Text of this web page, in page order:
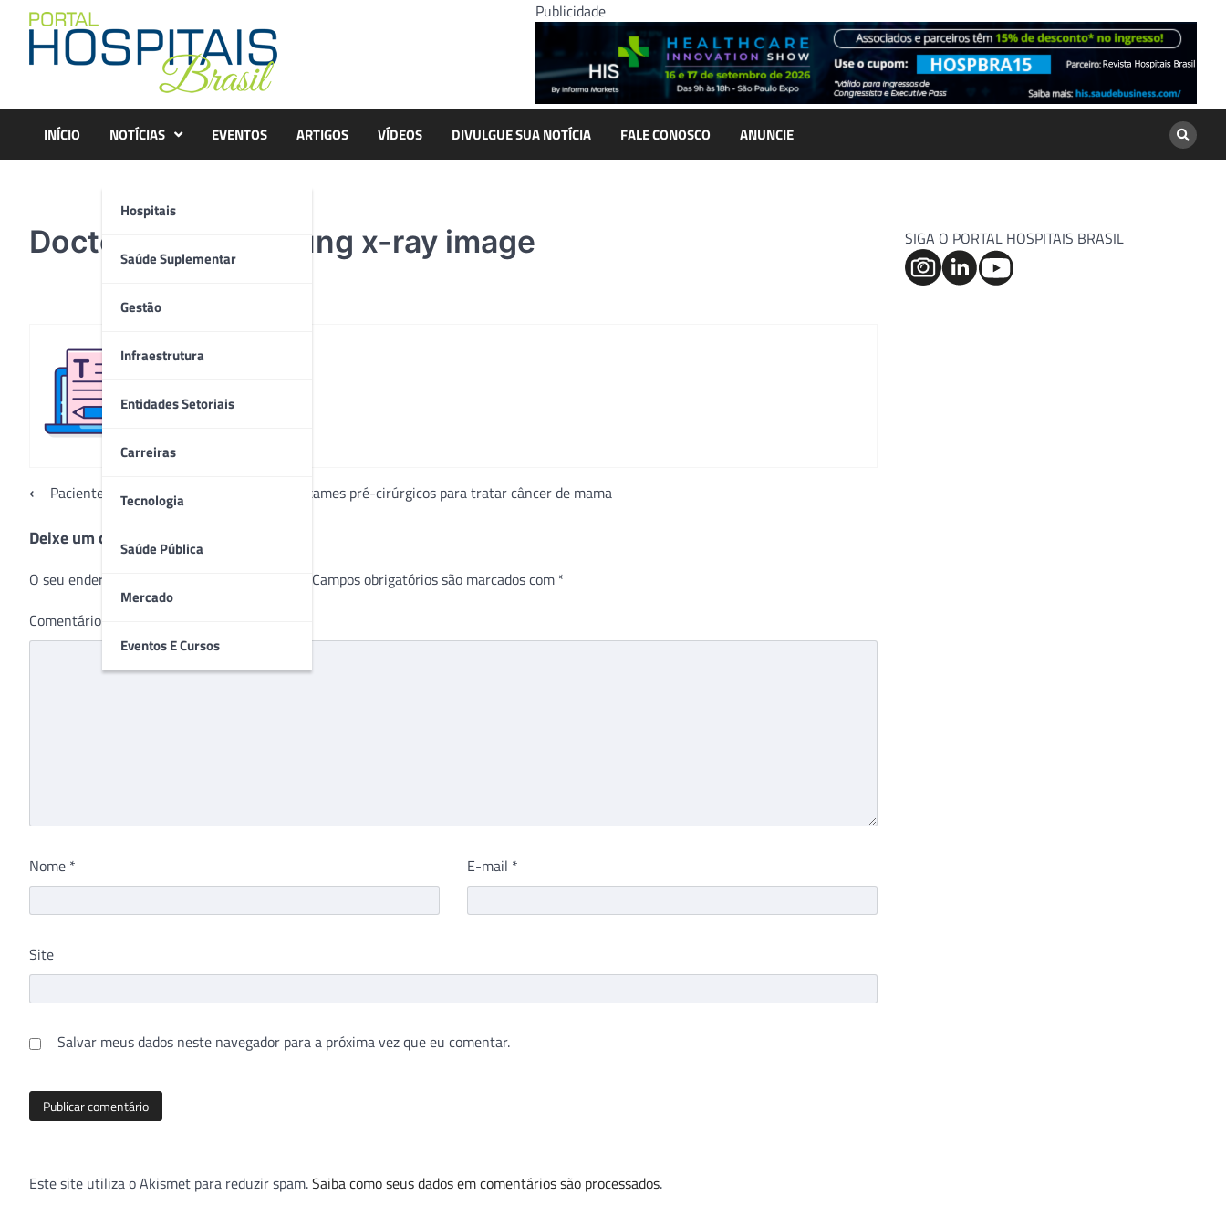
content
Publicidade
INÍCIO NOTÍCIAS
Hospitais
Saúde Suplementar
Gestão
Infraestrutura
Entidades Setoriais
Carreiras
Tecnologia
Saúde Pública
Mercado
Eventos E Cursos
EVENTOS ARTIGOS VÍDEOS DIVULGUE SUA NOTÍCIA FALE CONOSCO ANUNCIE
Doctor analyzing lung x-ray image
Navegação
Post
⟵Paciente descobre tumor no pulmão em exames pré-cirúrgicos para tratar câncer de mama
Deixe um comentário
O seu endereço de e-mail não será publicado. Campos obrigatórios são marcados com *
Comentário
Nome * E-mail *
Site
Salvar meus dados neste navegador para a próxima vez que eu comentar.
Este site utiliza o Akismet para reduzir spam.Saiba como seus dados em comentários são processados.
SIGA O PORTAL HOSPITAIS BRASIL